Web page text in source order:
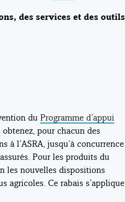
des services et des outils
du Programme d’appui
pour chacun des
l’ASRA, jusqu’à concurrence
Pour les produits du
les nouvelles dispositions
agricoles. Ce rabais s’applique